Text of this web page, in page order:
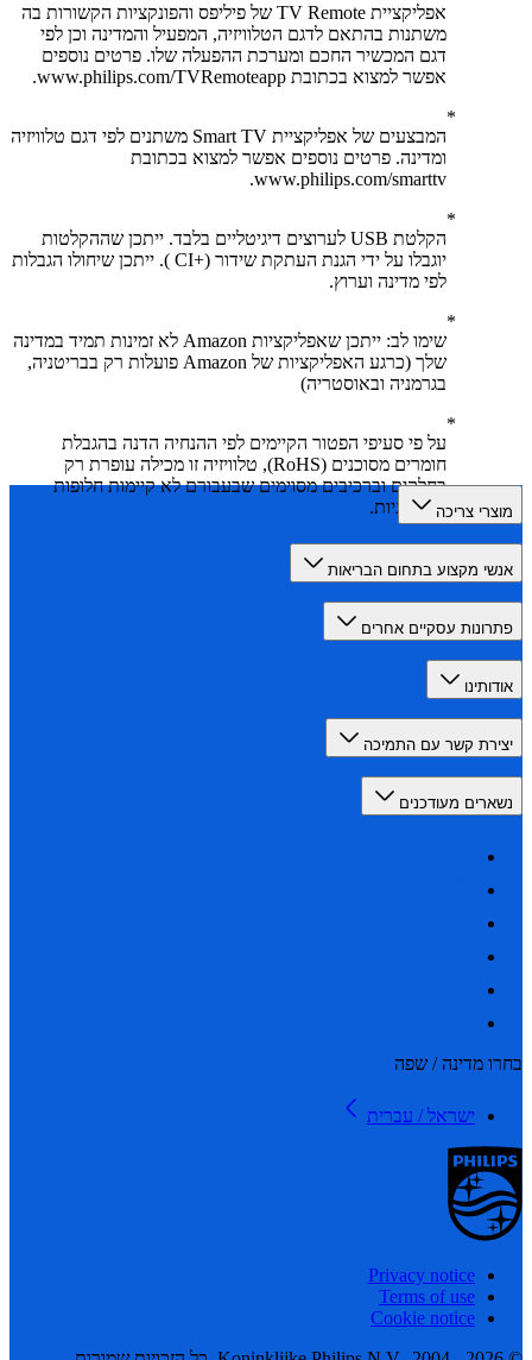
אפליקציית TV Remote של פיליפס והפונקציות הקשורות בה
משתנות בהתאם לדגם הטלוויזיה, המפעיל והמדינה וכן לפי
דגם המכשיר החכם ומערכת ההפעלה שלו. פרטים נוספים
אפשר למצוא בכתובת www.philips.com/TVRemoteapp.
המבצעים של אפליקציית Smart TV משתנים לפי דגם טלוויזיה
ומדינה. פרטים נוספים אפשר למצוא בכתובת
www.philips.com/smarttv.
הקלטת USB לערוצים דיגיטליים בלבד. ייתכן שההקלטות
יוגבלו על ידי הגנת העתקת שידור (+CI ). ייתכן שיחולו הגבלות
לפי מדינה וערוץ.
שימו לב: ייתכן שאפליקציות Amazon לא זמינות תמיד במדינה
שלך (כרגע האפליקציות של Amazon פועלות רק בבריטניה,
בגרמניה ובאוסטריה)
על פי סעיפי הפטור הקיימים לפי ההנחיה הדנה בהגבלת
חומרים מסוכנים (RoHS), טלוויזיה זו מכילה עופרת רק
בחלקים וברכיבים מסוימים שבעבורם לא קיימות חלופות
טכנולוגיות.צריכה
מקצוע בתחום הבריאות
עסקיים אחרים
קשר עם התמיכה
מעודכנים
מדינה / שפה
ישראל / עברית
Privacy notice
Terms of use
Cookie notice